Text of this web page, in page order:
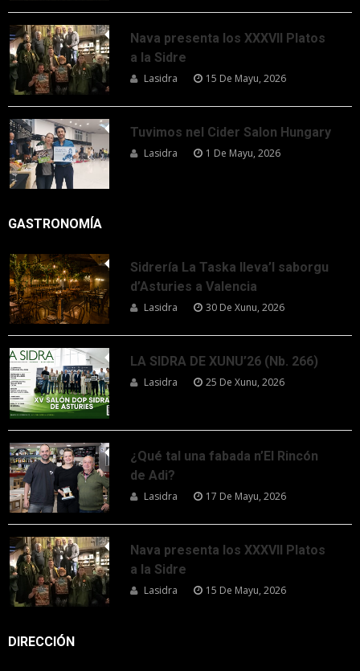
Nava presenta los XXXVII Platos
a la Sidre
Lasidra 15 De Mayu, 2026
Tuvimos nel Cider Salon Hungary
Lasidra 1 De Mayu, 2026
GASTRONOMÍA
Sidrería La Taska lleva’l saborgu
d’Asturies a Valencia
Lasidra 30 De Xunu, 2026
LA SIDRA DE XUNU’26 (Nb. 266)
Lasidra 25 De Xunu, 2026
¿Qué tal una fabada n’El Rincón
de Adi?
Lasidra 17 De Mayu, 2026
Nava presenta los XXXVII Platos
a la Sidre
Lasidra 15 De Mayu, 2026
DIRECCIÓN